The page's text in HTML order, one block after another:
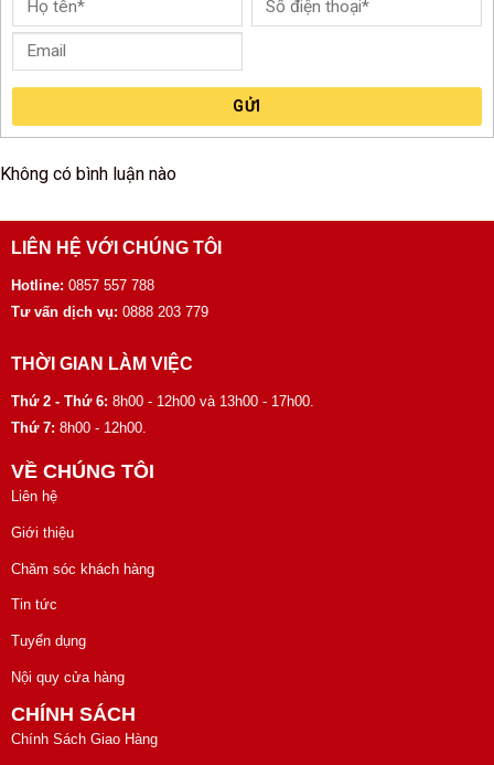
GỬI
Không có bình luận nào
LIÊN HỆ VỚI CHÚNG TÔI
Hotline: 0857 557 788
Tư vấn dịch vụ: 0888 203 779
THỜI GIAN LÀM VIỆC
Thứ 2 - Thứ 6: 8h00 - 12h00 và 13h00 - 17h00.
Thứ 7: 8h00 - 12h00.
VỀ CHÚNG TÔI
Liên hệ
Giới thiệu
Chăm sóc khách hàng
Tin tức
Tuyển dụng
Nội quy cửa hàng
CHÍNH SÁCH
Chính Sách Giao Hàng